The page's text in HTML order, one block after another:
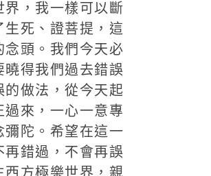
界，我一樣可以斷
生死、證菩提，這
念頭。我們今天必
曉得我們過去錯誤
的做法，從今天起
過來，一心一意專
彌陀。希望在這一
再錯過，不會再誤
西方極樂世界，親